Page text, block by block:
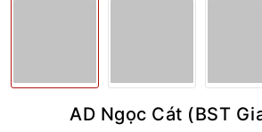
AD Ngọc Cát (BST